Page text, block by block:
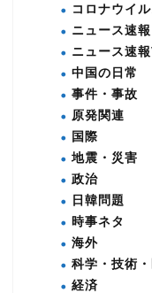
コロナウイル
ニュース速報
ニュース速
中国の日常
事件・事故
原発関連
国際
地震・災害
政治
日韓問題
時事ネタ
海外
科学・技術
経済